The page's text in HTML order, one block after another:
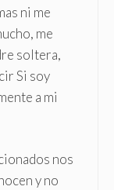
ni me
me
soltera,
Si soy
a mi
nos
y no